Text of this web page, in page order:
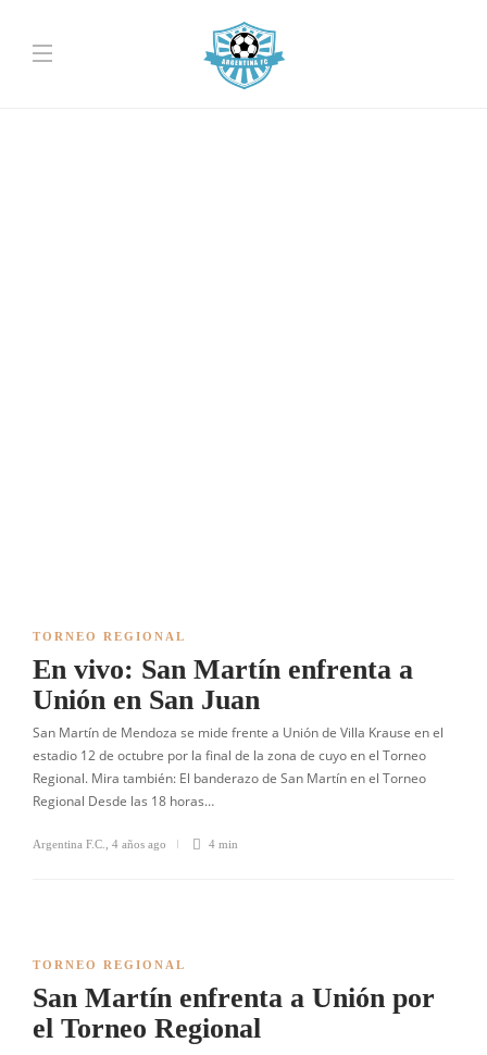
TORNEO REGIONAL
En vivo: San Martín enfrenta a
Unión en San Juan
San Martín de Mendoza se mide frente a Unión de Villa Krause en el
estadio 12 de octubre por la final de la zona de cuyo en el Torneo
Regional. Mira también: El banderazo de San Martín en el Torneo
Regional Desde las 18 horas…
Argentina F.C. 4 años ago 4 min
TORNEO REGIONAL
San Martín enfrenta a Unión por
el Torneo Regional